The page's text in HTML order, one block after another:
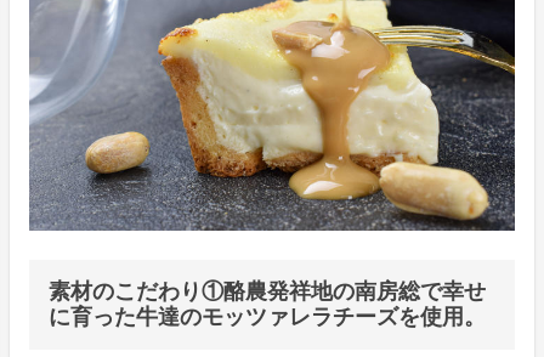
素材のこだわり①酪農発祥地の南房総で幸せ
に育った牛達のモッツァレラチーズを使用。